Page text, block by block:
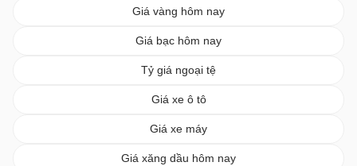
Giá vàng hôm nay
Giá bạc hôm nay
Tỷ giá ngoại tệ
Giá xe ô tô
Giá xe máy
Giá xăng dầu hôm nay